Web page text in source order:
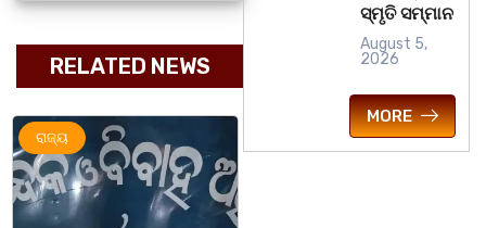
RELATED NEWS
ଅପରାଧ ରାଜ୍ୟ
ସ୍ମୃତି ସମ୍ମାନ
August 5,
2026
MORE